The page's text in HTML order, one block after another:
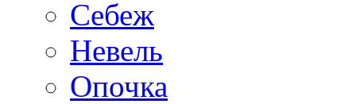
Себеж
Невель
Опочка